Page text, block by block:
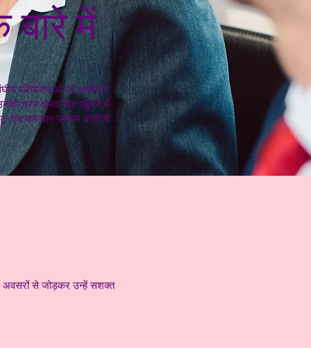
बारे में
परियोजनाओं को अमेरिकी
चरम क्षमता तक पहुँचने में
एंड समाधान प्रदान करते हैं
अवसरों से जोड़कर उन्हें सशक्त